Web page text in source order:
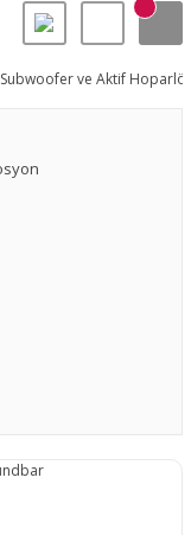
Subwoofer ve Aktif